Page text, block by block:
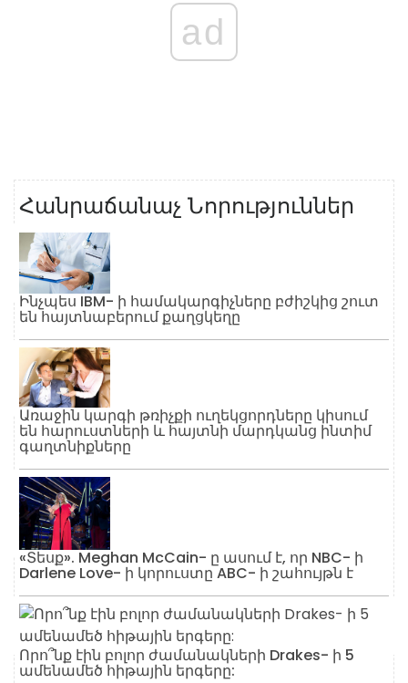
ad
Հանրաճանաչ Նորություններ
Ինչպես IBM- ի համակարգիչները բժիշկից շուտ
են հայտնաբերում քաղցկեղը
Առաջին կարգի թռիչքի ուղեկցորդները կիսում
են հարուստների և հայտնի մարդկանց ինտիմ
գաղտնիքները
«Տեսք». Meghan McCain- ը ասում է, որ NBC- ի
Darlene Love- ի կորուստը ABC- ի շահույթն է
Որո՞նք էին բոլոր ժամանակների Drakes- ի 5
ամենամեծ հիթային երգերը: